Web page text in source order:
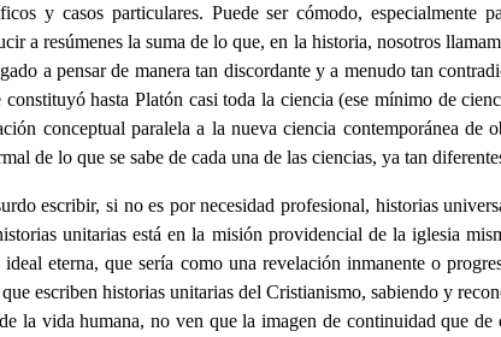
y casos particulares. Puede ser cómodo,
a resúmenes la suma de lo que, en la historia, nosotros
a pensar de manera tan discordante y a menudo tan
constituyó hasta Platón casi toda la ciencia (ese mínimo de
conceptual paralela a la nueva ciencia contemporánea
de lo que se sabe de cada una de las ciencias, ya tan
escribir, si no es por necesidad profesional, historias
unitarias está en la misión providencial de la iglesia
ideal eterna, que sería como una revelación inmanente o
escriben historias unitarias del Cristianismo, sabiendo y
la vida humana, no ven que la imagen de continuidad que